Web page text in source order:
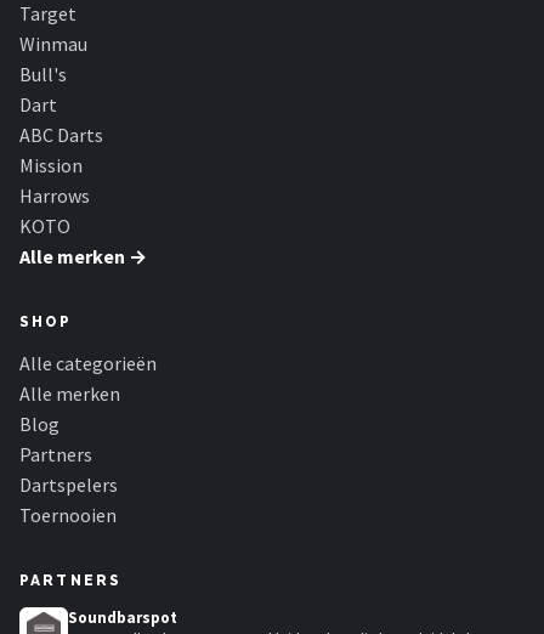
Harrows
KOTO
Unicorn
Red Dragon
Target
Winmau
Bull's
Dart
ABC Darts
Mission
Harrows
KOTO
Alle merken →
SHOP
Alle categorieën
Alle merken
Blog
Partners
Dartspelers
Toernooien
PARTNERS
Soundbarspot